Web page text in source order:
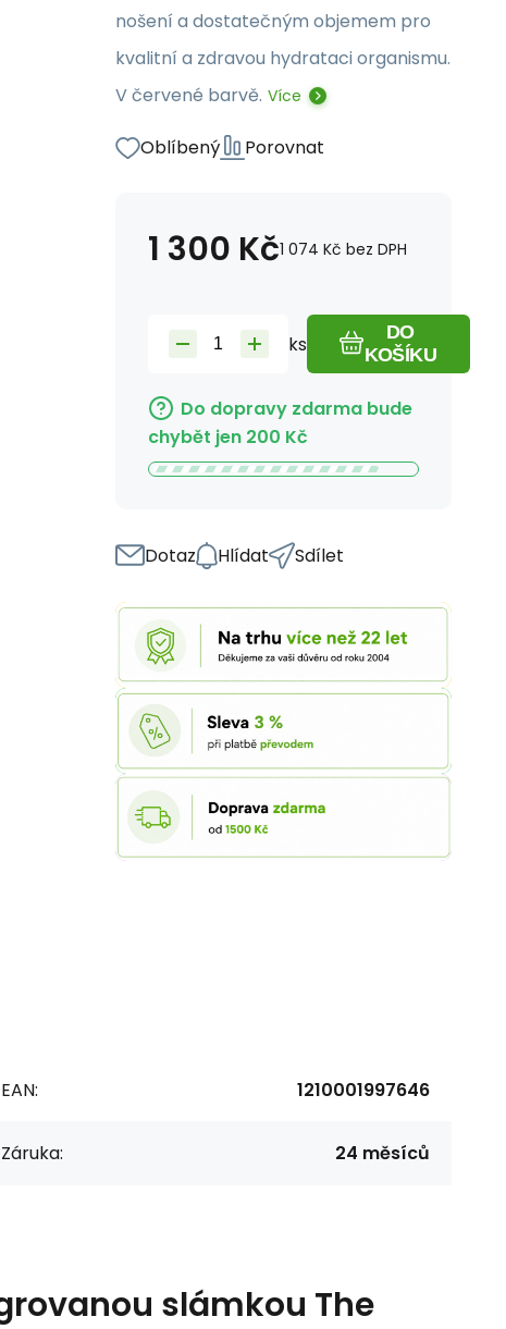
nošení a dostatečným objemem pro
kvalitní a zdravou hydrataci organismu.
V červené barvě. Více
Oblíbený Porovnat
1 300 Kč1 074 Kč bez DPH
ks
DO
KOŠÍKU
Do dopravy zdarma bude
chybět jen 200 Kč
Dotaz Hlídat Sdílet
EAN: 1210001997646
Záruka: 24 měsíců
slámkou The